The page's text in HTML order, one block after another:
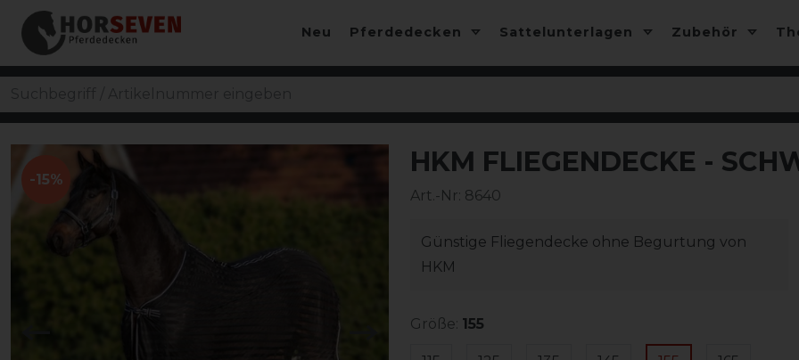
Neu Pferdedecken Sattelunterlagen Zubehör
-15%
HKM FLIEGENDECKE -
Art.-Nr: 8640
Günstige Fliegendecke ohne Begurtung von
HKM
Größe: 155